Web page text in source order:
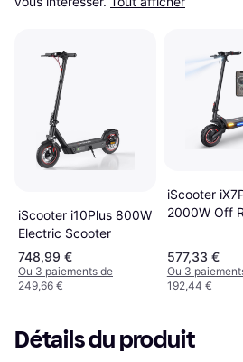
iScooter i10Plus 800W
Electric Scooter
748,99 €
Ou 3 paiements de
249,66 €
iScooter
2000W Off
577,33 €
Ou 3
192,44 €
Détails du produit